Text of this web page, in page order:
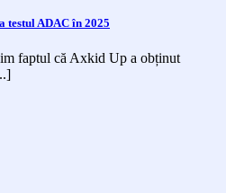
testul ADAC în 2025
faptul că Axkid Up a obținut